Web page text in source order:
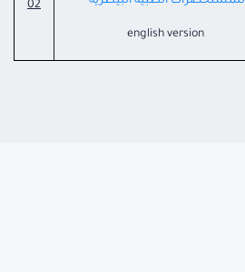
english version
02